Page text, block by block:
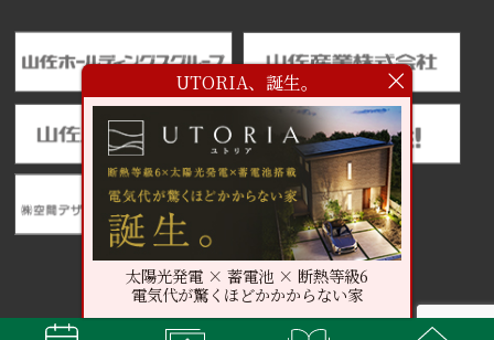
UTORIA、誕生。
太陽光発電 × 蓄電池 × 断熱等級6
電気代が驚くほどかかからない家